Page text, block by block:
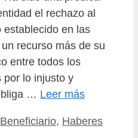
el rechazo al
establecido en las
recurso más de su
entre todos los
por lo injusto y
… Leer más
, Haberes